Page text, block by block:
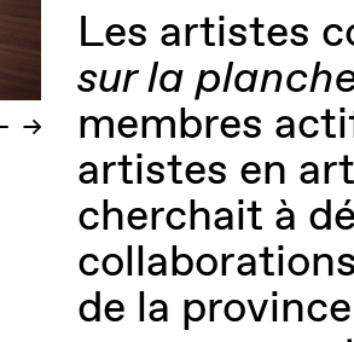
Les artistes
sur la
membres
artistes en
cherchait à
de la